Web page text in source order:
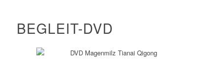
BEGLEIT-DVD